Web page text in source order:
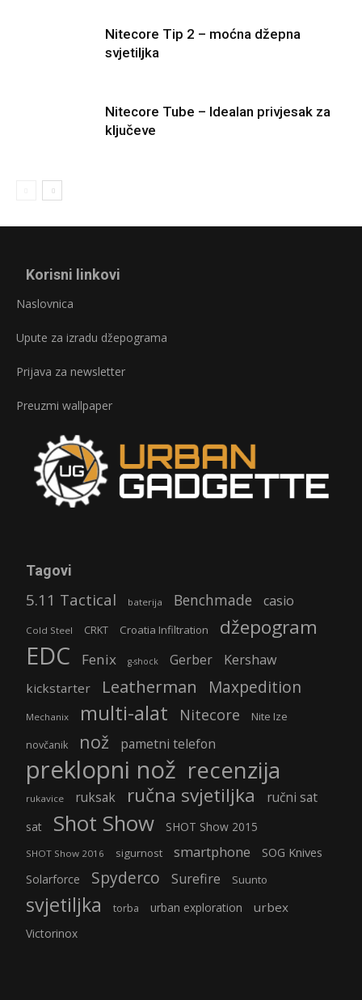
Nitecore Tip 2 – moćna džepna
svjetiljka
Nitecore Tube – Idealan privjesak za
ključeve
Korisni linkovi
Naslovnica
Upute za izradu džepograma
Prijava za newsletter
Preuzmi wallpaper
Tagovi
5.11 Tactical baterija Benchmade casio
Cold Steel CRKT Croatia Infiltration džepogram
EDC Fenix g-shock Gerber Kershaw
kickstarter Leatherman Maxpedition
Mechanix multi-alat Nitecore Nite Ize
novčanik nož pametni telefon
preklopni nož recenzija
rukavice ruksak ručna svjetiljka ručni sat
sat Shot Show SHOT Show 2015
SHOT Show 2016 sigurnost smartphone SOG Knives
Solarforce Spyderco Surefire Suunto
svjetiljka torba urban exploration urbex
Victorinox